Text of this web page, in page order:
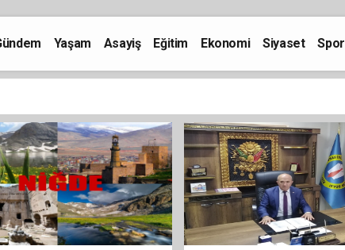
Yaşam Asayiş Eğitim Ekonomi Siyaset Spor